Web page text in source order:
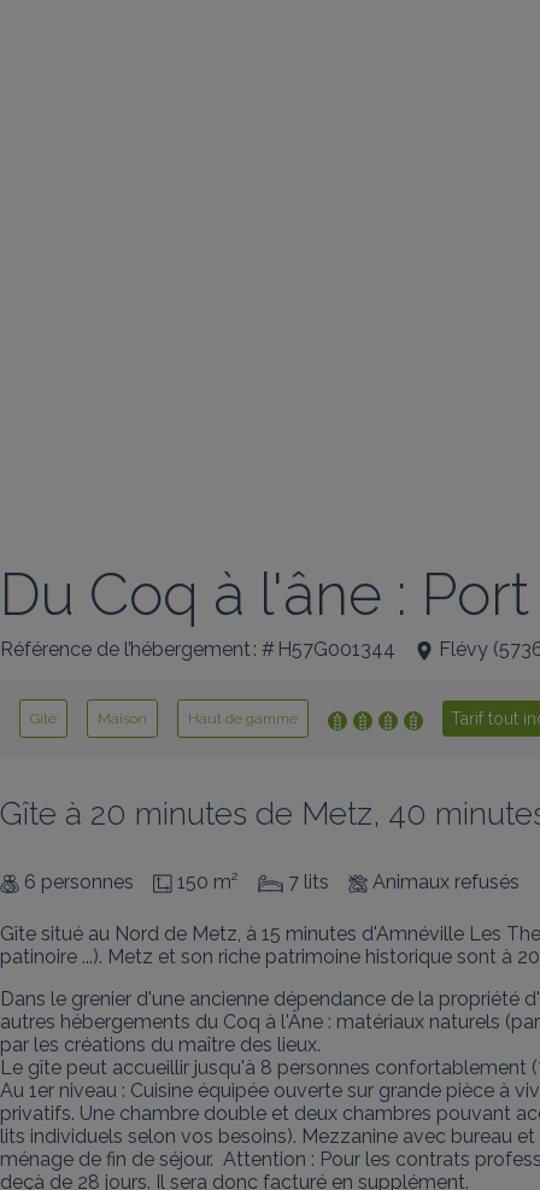
Du Coq à l'âne :
Référence de l’hébergement : # H57G001344 Flévy (
Gîte Maison Haut de gamme Tarif tout
Gîte à 20 minutes de Metz, 40
6 personnes 150 m² 7 lits Animaux refusés
Gîte situé au Nord de Metz, à 15 minutes d'Amnéville Les
patinoire ...). Metz et son riche patrimoine historique sont à
Dans le grenier d'une ancienne dépendance de la propriété
autres hébergements du Coq à l'Âne : matériaux naturels
par les créations du maître des lieux.
Le gîte peut accueillir jusqu'à 8 personnes
Au 1er niveau : Cuisine équipée ouverte sur grande pièce à
privatifs. Une chambre double et deux chambres pouvant
lits individuels selon vos besoins). Mezzanine avec bureau
ménage de fin de séjour.  Attention : Pour les contrats
deçà de 28 jours. Il sera donc facturé en supplément.